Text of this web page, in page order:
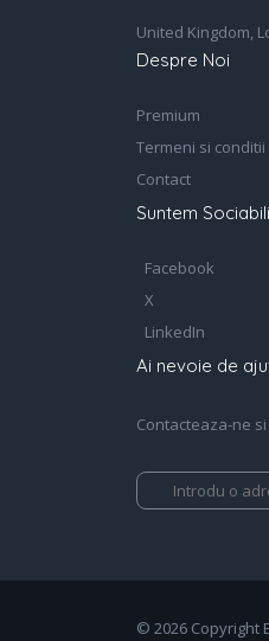
United Kingdom,
Despre Noi
Premium
Termeni si conditii
Contact
Suntem Sociabili
Facebook
X
LinkedIn
Ai nevoie de
Contacteaza-ne
© 2026 Copyright